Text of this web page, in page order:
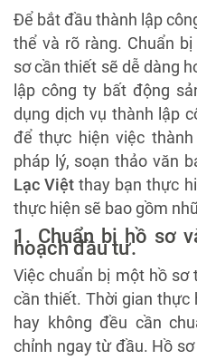
Để bắt đầu thành lập
thể và rõ ràng. Chuẩn
sơ cần thiết sẽ dễ dàng
lập công ty bất động
dụng dịch vụ thành lập
để thực hiện việc
pháp lý, soạn thảo văn
Lạc Việt thay bạn thực
thực hiện sẽ bao gồm
1. Chuẩn bị hồ sơ
hoạch đầu tư.
Việc chuẩn bị một hồ sơ
cần thiết. Thời gian thực
hay không đều cần
chỉnh ngay từ đầu. Hồ